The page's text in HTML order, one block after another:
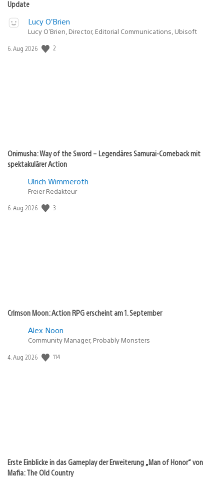
Update
Lucy O’Brien
Lucy O’Brien, Director, Editorial Communications, Ubisoft
Veröffentlichungsdatum:
6. Aug 2026 2
Onimusha: Way of the Sword – Legendäres Samurai-Comeback mit
spektakulärer Action
Ulrich Wimmeroth
Freier Redakteur
Veröffentlichungsdatum:
6. Aug 2026 3
Crimson Moon: Action RPG erscheint am 1. September
Alex Noon
Community Manager, Probably Monsters
Veröffentlichungsdatum:
4. Aug 2026 114
Erste Einblicke in das Gameplay der Erweiterung „Man of Honor“ von
Mafia: The Old Country